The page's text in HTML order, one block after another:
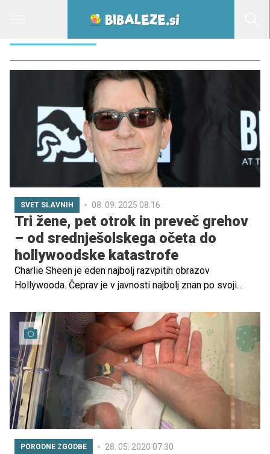
CASSANDRA
SVET SLAVNIH 08. 09. 2025 08.16
Tri žene, pet otrok in preveč grehov
– od srednješolskega očeta do
hollywoodske katastrofe
Charlie Sheen je eden najbolj razvpitih obrazov
Hollywooda. Čeprav je v javnosti najbolj znan po svoji
življenje pogosto ni prav dosti razlikovalo od vloge, ki mu
je prinesla svetovno slavo. A za razkošjem, škandali in
milijoni se skriva zgodba o družini – o odnosih, ki so
preživeli njegove vzpone in padce ter ga oblikovali kot
človeka.
PORODNE ZGODBE 28. 05. 2020 07.30